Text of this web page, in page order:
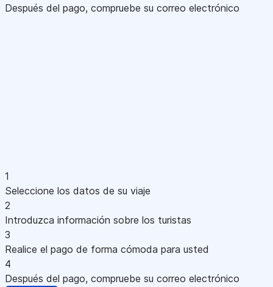
Después del pago, compruebe su correo electrónico
1
Seleccione los datos de su viaje
2
Introduzca información sobre los turistas
3
Realice el pago de forma cómoda para usted
4
Después del pago, compruebe su correo electrónico